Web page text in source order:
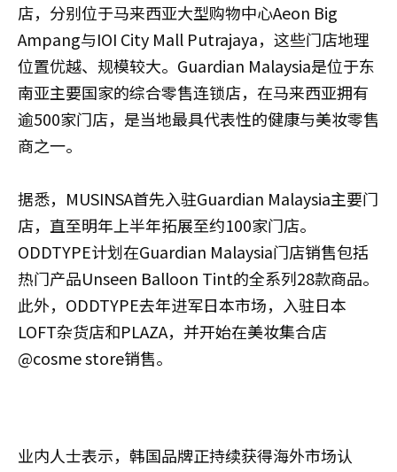
店，分别位于马来西亚大型购物中心Aeon Big
Ampang与IOI City Mall Putrajaya，这些门店地理
位置优越、规模较大。Guardian Malaysia是位于东
南亚主要国家的综合零售连锁店，在马来西亚拥有
逾500家门店，是当地最具代表性的健康与美妆零售
商之一。
据悉，MUSINSA首先入驻Guardian Malaysia主要门
店，直至明年上半年拓展至约100家门店。
ODDTYPE计划在Guardian Malaysia门店销售包括
热门产品Unseen Balloon Tint的全系列28款商品。
此外，ODDTYPE去年进军日本市场，入驻日本
LOFT杂货店和PLAZA，并开始在美妆集合店
@cosme store销售。
业内人士表示，韩国品牌正持续获得海外市场认